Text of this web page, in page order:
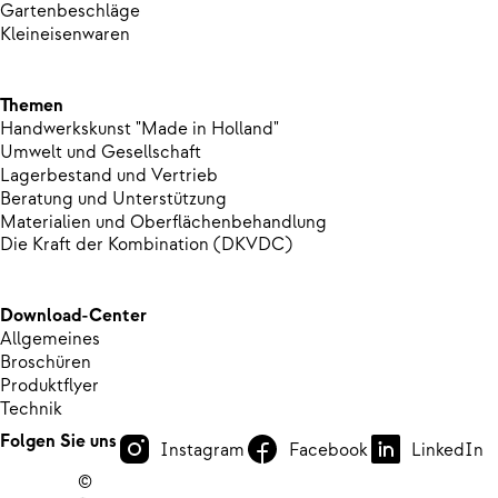
Gartenbeschläge
Kleineisenwaren
Themen
Handwerkskunst "Made in Holland"
Umwelt und Gesellschaft
Lagerbestand und Vertrieb
Beratung und Unterstützung
Materialien und Oberflächenbehandlung
Die Kraft der Kombination (DKVDC)
Download-Center
Allgemeines
Broschüren
Produktflyer
Technik
Folgen Sie uns
Instagram Facebook
LinkedIn
©